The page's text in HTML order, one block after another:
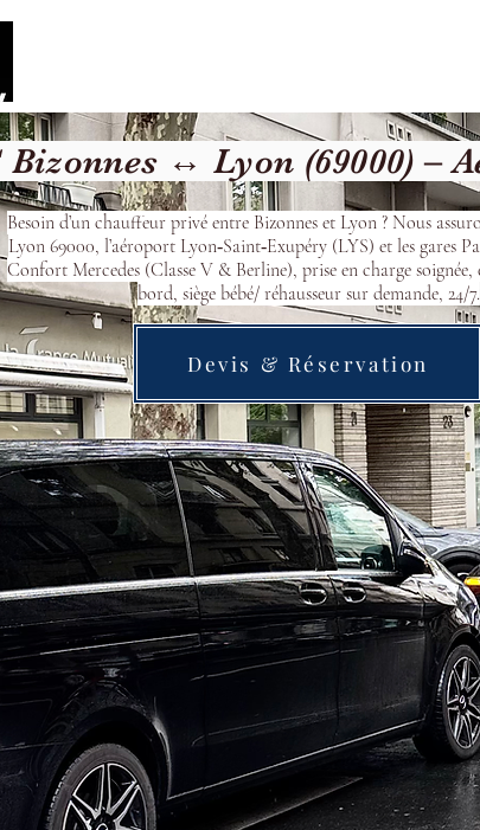
Bizonnes ↔ Lyon (69000) –
Besoin d’un chauffeur privé entre Bizonnes et Lyon ? Nous
Lyon 69000, l’aéroport Lyon‑Saint‑Exupéry (LYS) et les gares
Confort Mercedes (Classe V & Berline), prise en charge soignée,
bord, siège bébé/ réhausseur sur demande, 24/7.
Devis & Réservation